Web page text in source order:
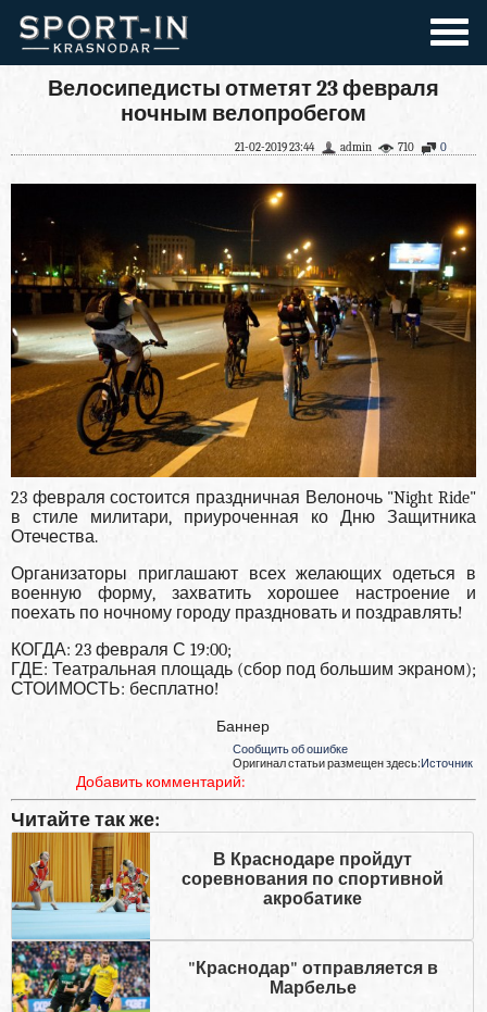
Велосипедисты отметят 23 февраля
ночным велопробегом
0
710
admin
21-02-2019 23:44
23 февраля состоится праздничная Велоночь "Night Ride"
в стиле милитари, приуроченная ко Дню Защитника
Отечества.
Организаторы приглашают всех желающих одеться в
военную форму, захватить хорошее настроение и
поехать по ночному городу праздновать и поздравлять!
КОГДА: 23 февраля С 19:00;
ГДЕ: Театральная площадь (сбор под большим экраном);
СТОИМОСТЬ: бесплатно!
Баннер
Сообщить об ошибке
Оригинал статьи размещен здесь:Источник
Добавить комментарий:
Читайте так же:
В Краснодаре пройдут
соревнования по спортивной
акробатике
"Краснодар" отправляется в
Марбелье